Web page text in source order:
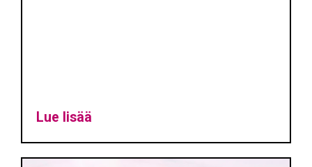
Lue lisää